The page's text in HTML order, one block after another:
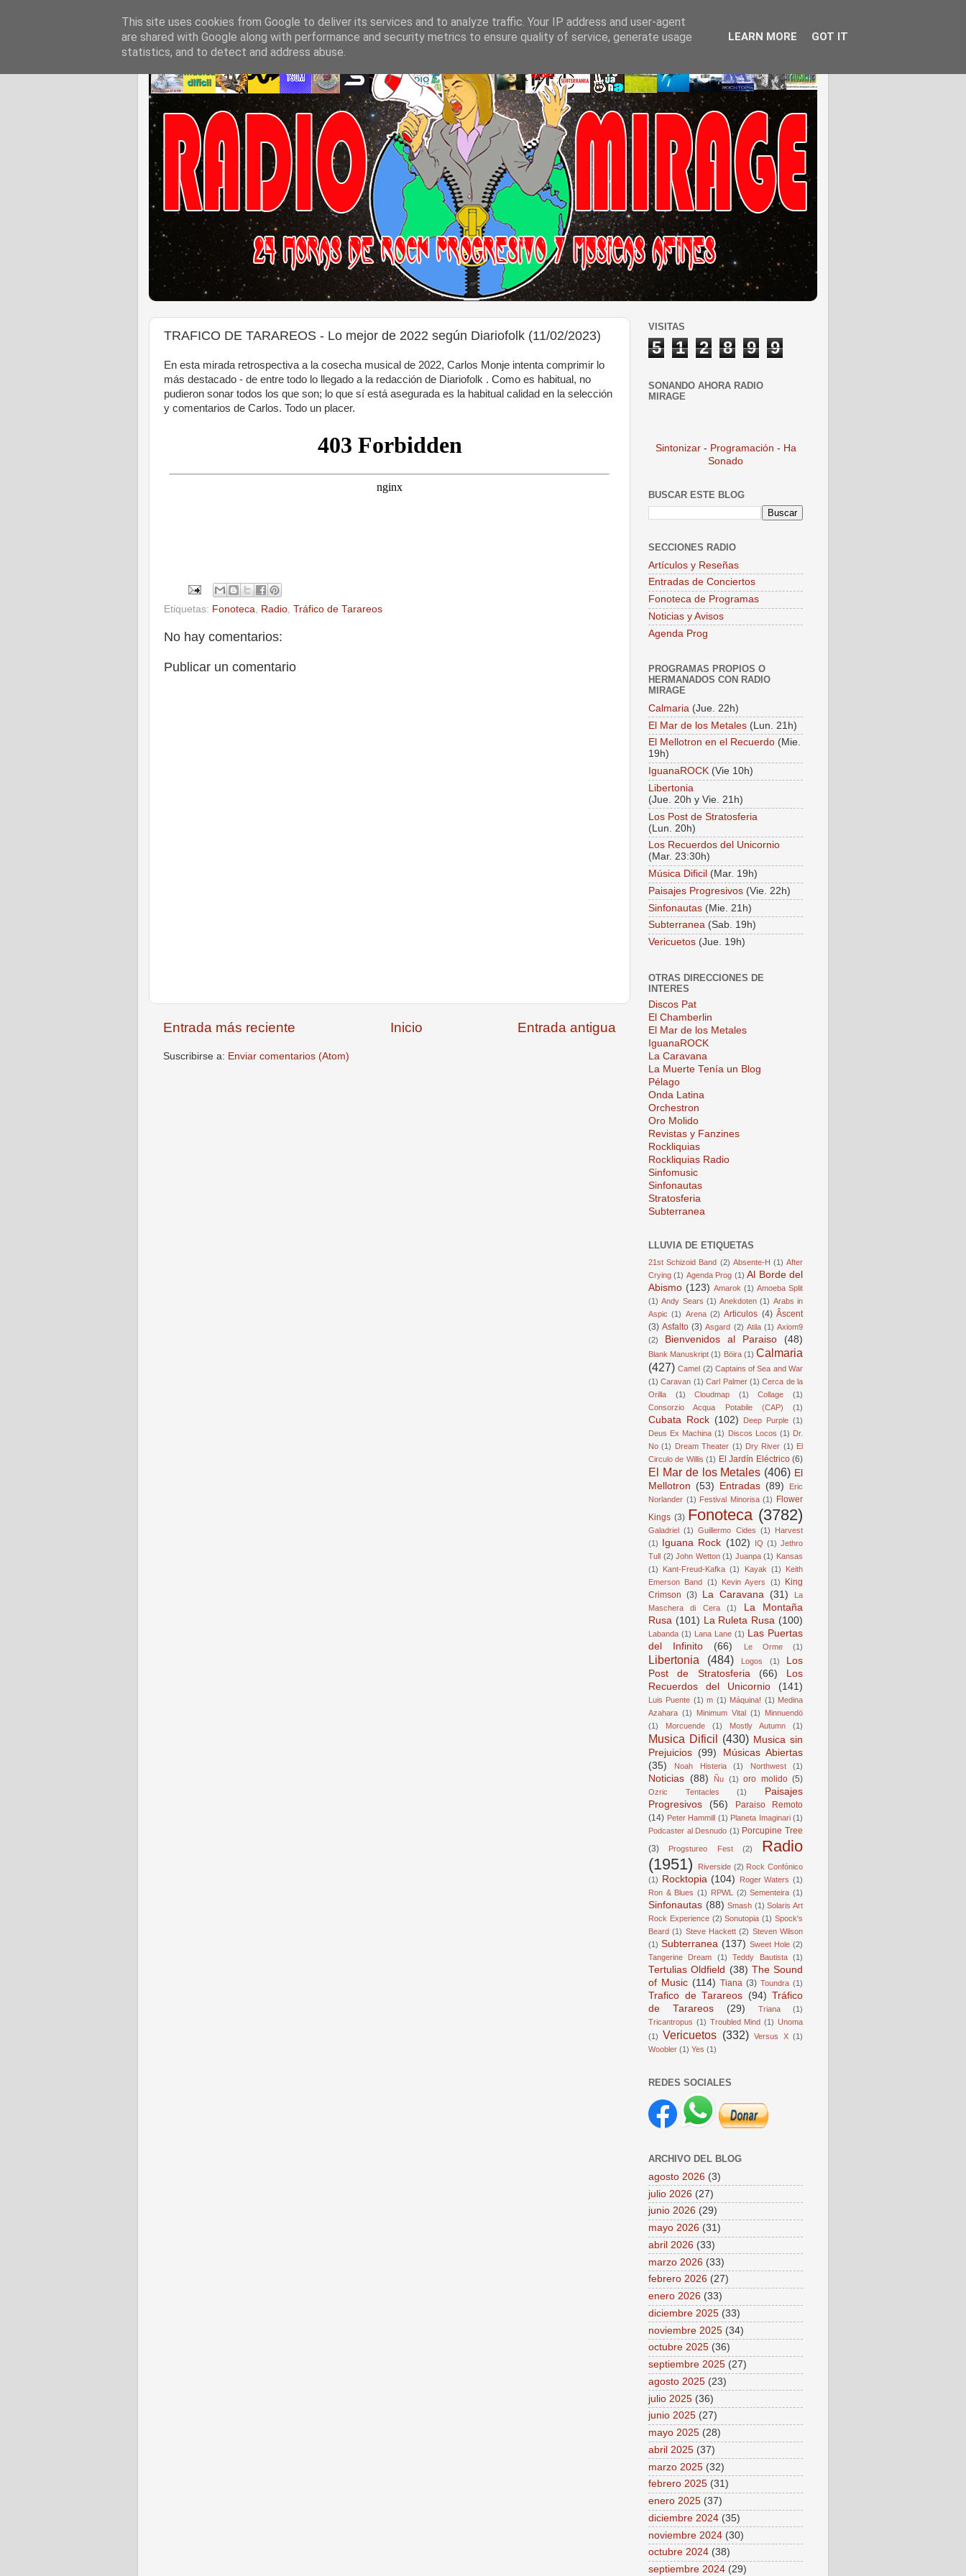
TRAFICO DE TARAREOS - Lo mejor de 2022 según Diariofolk (11/02/2023)
En esta mirada retrospectiva a la cosecha musical de 2022, Carlos Monje intenta comprimir lo
más destacado - de entre todo lo llegado a la redacción de Diariofolk . Como es habitual, no
pudieron sonar todos los que son; lo que sí está asegurada es la habitual calidad en la selección
y comentarios de Carlos. Todo un placer.
Etiquetas: Fonoteca, Radio, Tráfico de Tarareos
No hay comentarios:
Publicar un comentario
Entrada más reciente Entrada antigua
Inicio
Suscribirse a: Enviar comentarios (Atom)
VISITAS
5 1 2 8 9 9
SONANDO AHORA RADIO
MIRAGE
Sintonizar - Programación - Ha
Sonado
BUSCAR ESTE BLOG
SECCIONES RADIO
Artículos y Reseñas
Entradas de Conciertos
Fonoteca de Programas
Noticias y Avisos
Agenda Prog
PROGRAMAS PROPIOS O
HERMANADOS CON RADIO
MIRAGE
Calmaria (Jue. 22h)
El Mar de los Metales (Lun. 21h)
El Mellotron en el Recuerdo (Mie.
19h)
IguanaROCK (Vie 10h)
Libertonia
(Jue. 20h y Vie. 21h)
Los Post de Stratosferia
(Lun. 20h)
Los Recuerdos del Unicornio
(Mar. 23:30h)
Música Dificil (Mar. 19h)
Paisajes Progresivos (Vie. 22h)
Sinfonautas (Mie. 21h)
Subterranea (Sab. 19h)
Vericuetos (Jue. 19h)
OTRAS DIRECCIONES DE
INTERES
Discos Pat
El Chamberlin
El Mar de los Metales
IguanaROCK
La Caravana
La Muerte Tenía un Blog
Pélago
Onda Latina
Orchestron
Oro Molido
Revistas y Fanzines
Rockliquias
Rockliquias Radio
Sinfomusic
Sinfonautas
Stratosferia
Subterranea
LLUVIA DE ETIQUETAS
21st Schizoid Band (2) Absente-H (1) After
Crying (1) Agenda Prog (1) Al Borde del
Abismo (123) Amarok (1) Amoeba Split
(1) Andy Sears (1) Anekdoten (1) Arabs in
Aspic (1) Arena (2) Articulos (4) Âscent
(3) Asfalto (3) Asgard (2) Atila (1) Axiom9
(2)
Bienvenidos al Paraiso (48)
Blank Manuskript (1) Böira (1) Calmaria
(427) Camel (2) Captains of Sea and War
(1) Caravan (1) Carl Palmer (1) Cerca de la
Orilla
(1) Cloudmap (1) Collage
(1)
Consorzio Acqua Potabile (CAP)
(1)
Cubata Rock (102) Deep Purple (1)
Deus Ex Machina (1) Discos Locos (1) Dr.
No (1) Dream Theater (1) Dry River (1) El
Circulo de Willis (1) El Jardín Eléctrico (6)
El Mar de los Metales (406) El
Mellotron (53) Entradas (89)
Eric
Norlander (1) Festival Minorisa (1) Flower
Kings (3) Fonoteca (3782)
Galadriel (1) Guillermo Cides (1)
Harvest
(1) Iguana Rock (102) IQ (1) Jethro
Tull (2) John Wetton (1) Juanpa (1) Kansas
(1)
Kant-Freud-Kafka (1) Kayak (1)
Keith
Emerson Band (1) Kevin Ayers (1)
King
Crimson (3) La Caravana (31)
La
Maschera di Cera
(1)
La Montaña
Rusa (101) La Ruleta Rusa (100)
Labanda (1) Lana Lane (1) Las Puertas
del Infinito
(66) Le Orme (1)
Libertonia (484) Logos (1)
Los
Post de Stratosferia
(66)
Los
Recuerdos del Unicornio
(141)
Luis Puente (1) m (1) Máquina! (1) Medina
Azahara (1) Minimum Vital (1)
Minnuendö
(1)
Morcuende (1) Mostly Autumn (1)
Musica Dificil (430) Musica sin
Prejuicios (99)
Músicas Abiertas
(35)
Noah Histeria (1) Northwest (1)
Noticias (88) Ñu (1) oro molido (5)
Ozric Tentacles (1)
Paisajes
Progresivos
(56)
Paraiso Remoto
(14) Peter Hammill (1) Planeta Imaginari (1)
Podcaster al Desnudo (1) Porcupine Tree
(3)
Progstureo Fest (2)
Radio
(1951)
Riverside (2) Rock Confónico
(1) Rocktopia (104) Roger Waters (1)
Ron & Blues (1) RPWL (2) Sementeira (1)
Sinfonautas (88) Smash (1) Solaris Art
Rock Experience (2) Sonutopia (1) Spock's
Beard (1) Steve Hackett (2) Steven Wilson
(1) Subterranea (137) Sweet Hole (2)
Tangerine Dream
(1) Teddy Bautista (1)
Tertulias Oldfield (38) The Sound
of Music (114) Tiana (3) Toundra (1)
Trafico de Tarareos (94) Tráfico
de Tarareos
(29) Triana
(1)
Tricantropus (1) Troubled Mind (1) Unoma
(1)
Vericuetos (332) Versus X (1)
Woobler (1) Yes (1)
REDES SOCIALES
ARCHIVO DEL BLOG
agosto 2026 (3)
julio 2026 (27)
junio 2026 (29)
mayo 2026 (31)
abril 2026 (33)
marzo 2026 (33)
febrero 2026 (27)
enero 2026 (33)
diciembre 2025 (33)
noviembre 2025 (34)
octubre 2025 (36)
septiembre 2025 (27)
agosto 2025 (23)
julio 2025 (36)
junio 2025 (27)
mayo 2025 (28)
abril 2025 (37)
marzo 2025 (32)
febrero 2025 (31)
enero 2025 (37)
diciembre 2024 (35)
noviembre 2024 (30)
octubre 2024 (38)
septiembre 2024 (29)
This site uses cookies from Google to deliver its services and to analyze traffic. Your IP address and user-agent
are shared with Google along with performance and security metrics to ensure quality of service, generate usage
statistics, and to detect and address abuse.
LEARN MORE GOT IT